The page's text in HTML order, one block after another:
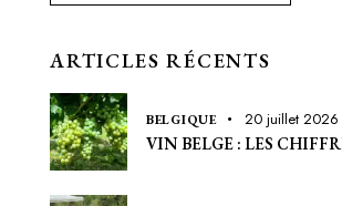
ARTICLES RÉCENTS
BELGIQUE
20 juillet 2026
VIN BELGE : LES